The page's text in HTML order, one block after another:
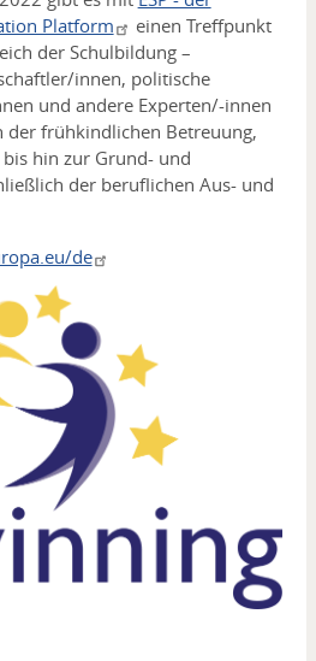
Platform
einen Treffpunkt
der Schulbildung –
innen, politische
und andere Experten/-innen
der frühkindlichen Betreuung,
hin zur Grund- und
der beruflichen Aus- und
de